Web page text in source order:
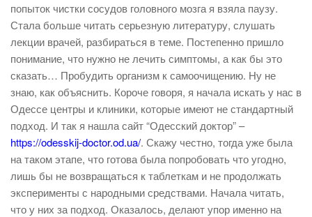
попыток чистки сосудов головного мозга я взяла паузу.
Стала больше читать серьезную литературу, слушать
лекции врачей, разбираться в теме. Постепенно пришло
понимание, что нужно не лечить симптомы, а как бы это
сказать… Пробудить организм к самоочищению. Ну не
знаю, как объяснить. Короче говоря, я начала искать у нас в
Одессе центры и клиники, которые имеют не стандартный
подход. И так я нашла сайт “Одесский доктор” –
https://odesskij-doctor.od.ua/. Скажу честно, тогда уже была
на таком этапе, что готова была попробовать что угодно,
лишь бы не возвращаться к таблеткам и не продолжать
эксперименты с народными средствами. Начала читать,
что у них за подход. Оказалось, делают упор именно на